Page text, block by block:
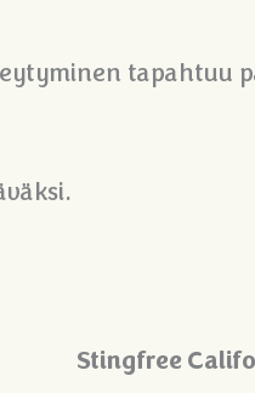
tapahtuu
Stingfree